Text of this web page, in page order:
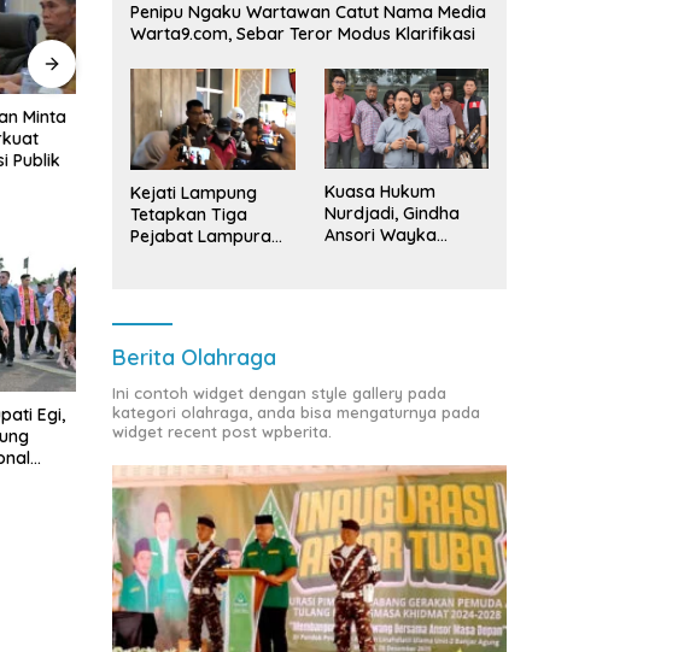
Tulang Bawang: ‘Kawah
Candradimuka’ Pencetak
Pimpinan Birokrasi Unggul di
Sedekah Bumi Sumur
Kumbang, Warisan 206 Tahun
yang Terus Dijaga Pemkab
Lampung Selatan dan
Masyarakat
Egi,
Penipu Ngaku Wartawan Catut Nama Media
Warta9.com, Sebar Teror Modus Klarifikasi
Kejati Lampung
Tetapkan Tiga
Pejabat Lampura
Kuasa Hukum
Nurdjadi, Gindha
Ansori Wayka
Berita Olahraga
Ini contoh widget dengan style gallery pada
kategori olahraga, anda bisa mengaturnya pada
widget recent post wpberita.